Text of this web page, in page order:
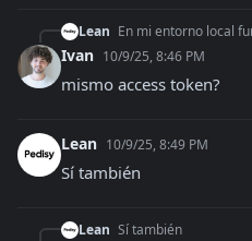
Lean En mi entorno local funciona bien, en
Ivan 10/9/25, 8:46 PM
mismo access token?
Lean 10/9/25, 8:49 PM
Sí también
Lean Sí también